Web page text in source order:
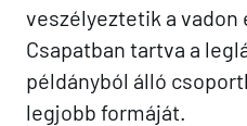
veszélyeztetik a vadon
Csapatban tartva a
példányból álló
legjobb formáját.